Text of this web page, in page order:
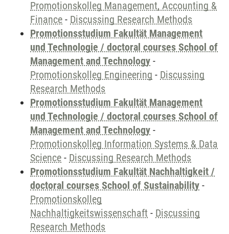
Promotionskolleg Management, Accounting &
Finance - Discussing Research Methods
Promotionsstudium Fakultät Management
und Technologie / doctoral courses School of
Management and Technology -
Promotionskolleg Engineering - Discussing
Research Methods
Promotionsstudium Fakultät Management
und Technologie / doctoral courses School of
Management and Technology -
Promotionskolleg Information Systems & Data
Science - Discussing Research Methods
Promotionsstudium Fakultät Nachhaltigkeit /
doctoral courses School of Sustainability -
Promotionskolleg
Nachhaltigkeitswissenschaft - Discussing
Research Methods